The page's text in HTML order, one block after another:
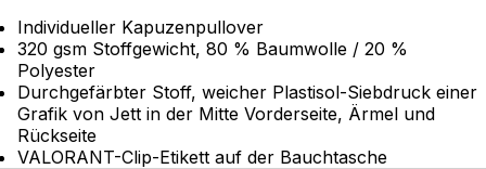
Individueller Kapuzenpullover
320 gsm Stoffgewicht, 80 % Baumwolle / 20 %
Polyester
Durchgefärbter Stoff, weicher Plastisol-Siebdruck einer
Grafik von Jett in der Mitte Vorderseite, Ärmel und
Rückseite
VALORANT-Clip-Etikett auf der Bauchtasche